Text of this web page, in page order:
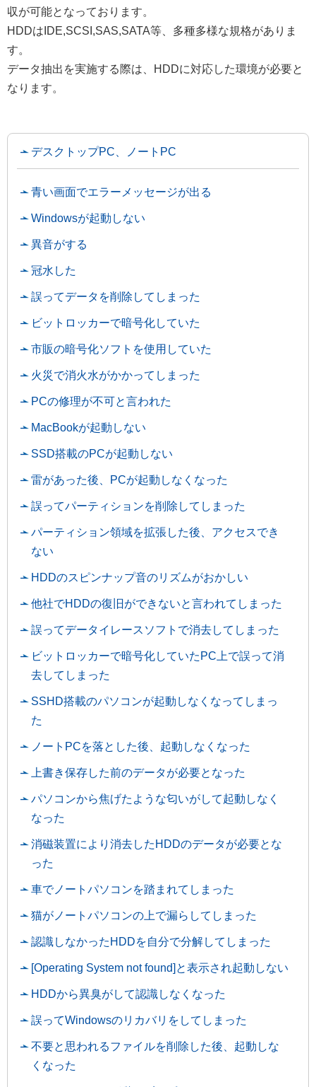
収が可能となっております。
HDDはIDE,SCSI,SAS,SATA等、多種多様な規格がありま
す。
データ抽出を実施する際は、HDDに対応した環境が必要と
なります。
デスクトップPC、ノートPC
青い画面でエラーメッセージが出る
Windowsが起動しない
異音がする
冠水した
誤ってデータを削除してしまった
ビットロッカーで暗号化していた
市販の暗号化ソフトを使用していた
火災で消火水がかかってしまった
PCの修理が不可と言われた
MacBookが起動しない
SSD搭載のPCが起動しない
雷があった後、PCが起動しなくなった
誤ってパーティションを削除してしまった
パーティション領域を拡張した後、アクセスでき
ない
HDDのスピンナップ音のリズムがおかしい
他社でHDDの復旧ができないと言われてしまった
誤ってデータイレースソフトで消去してしまった
ビットロッカーで暗号化していたPC上で誤って消
去してしまった
SSHD搭載のパソコンが起動しなくなってしまっ
た
ノートPCを落とした後、起動しなくなった
上書き保存した前のデータが必要となった
パソコンから焦げたような匂いがして起動しなく
なった
消磁装置により消去したHDDのデータが必要とな
った
車でノートパソコンを踏まれてしまった
猫がノートパソコンの上で漏らしてしまった
認識しなかったHDDを自分で分解してしまった
[Operating System not found]と表示され起動しない
HDDから異臭がして認識しなくなった
誤ってWindowsのリカバリをしてしまった
不要と思われるファイルを削除した後、起動しな
くなった